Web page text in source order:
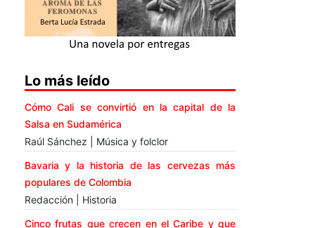
Lo más leído
Cómo Cali se convirtió en la capital de la
Salsa en Sudamérica
Raúl Sánchez | Música y folclor
Bavaria y la historia de las cervezas más
populares de Colombia
Redacción | Historia
Cinco frutas que crecen en el Caribe y que